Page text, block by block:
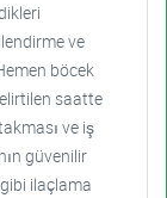
ve
böcek
saatte
ve iş
güvenilir
ilaçlama